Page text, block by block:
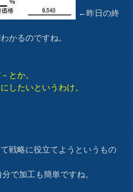
←昨日の終
かるのですね。
とか。
したいというわけ。
戦略に役立てようというもの
で加工も簡単ですね。